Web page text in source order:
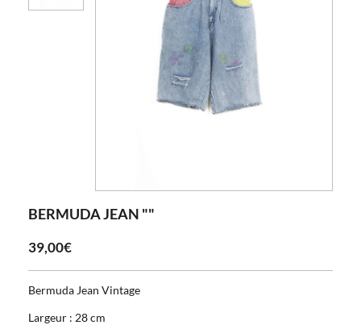
BERMUDA JEAN ""
39,00€
Bermuda Jean Vintage
Largeur : 28 cm